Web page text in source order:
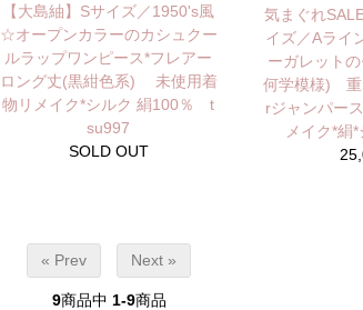
【大島紬】Sサイズ／1950's風
☆オープンカラーのカシュクー
ルラップワンピース*フレアー
ロング丈(黒紺色系) 未使用着
物リメイク*シルク 絹100％ t
su997
SOLD OUT
気まぐれ
イズ／Aライ
ーガレット
何学模様) 重
rジャンパー
メイク*絹
« Prev Next »
9商品中 1-9商品